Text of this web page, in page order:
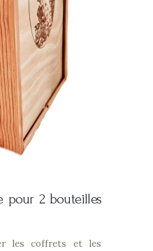
pour 2 bouteilles
les coffrets et les